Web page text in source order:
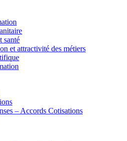
santé
et attractivité des métiers
– Accords Cotisations